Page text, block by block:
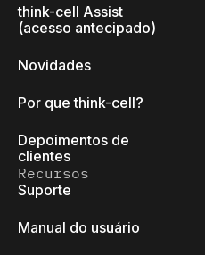
think-cell Assist
(acesso antecipado)
Novidades
Por que think-cell?
Depoimentos de
clientes
Recursos
Suporte
Manual do usuário